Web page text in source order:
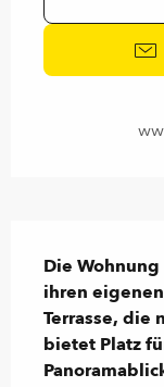
Die
ihren
Terrasse, die
bietet Platz